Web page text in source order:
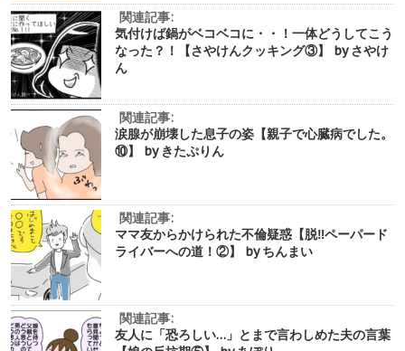
関連記事:
気付けば鍋がベコベコに・・！一体どうしてこう
なった？！【さやけんクッキング③】 by さやけ
ん
関連記事:
涙腺が崩壊した息子の姿【親子で心臓病でした。
⑩】 by きたぷりん
関連記事:
ママ友からかけられた不倫疑惑【脱‼︎ペーパード
ライバーへの道！②】 by ちんまい
関連記事:
友人に「恐ろしい…」とまで言わしめた夫の言葉